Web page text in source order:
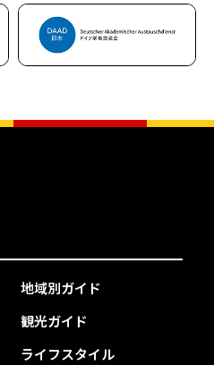
地域別ガイド
観光ガイド
ライフスタイル